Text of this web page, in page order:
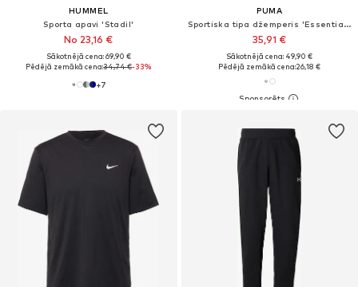
HUMMEL
Sporta apavi 'Stadil'
No 23,16 €
Sākotnējā cena: 69,90 €
Pēdējā zemākā cena:34,74 €-33%
+7
PUMA
Sportiska tipa džemperis 'Essentials Small No. 1'
35,91 €
Sākotnējā cena: 49,90 €
Pēdējā zemākā cena:26,18 €